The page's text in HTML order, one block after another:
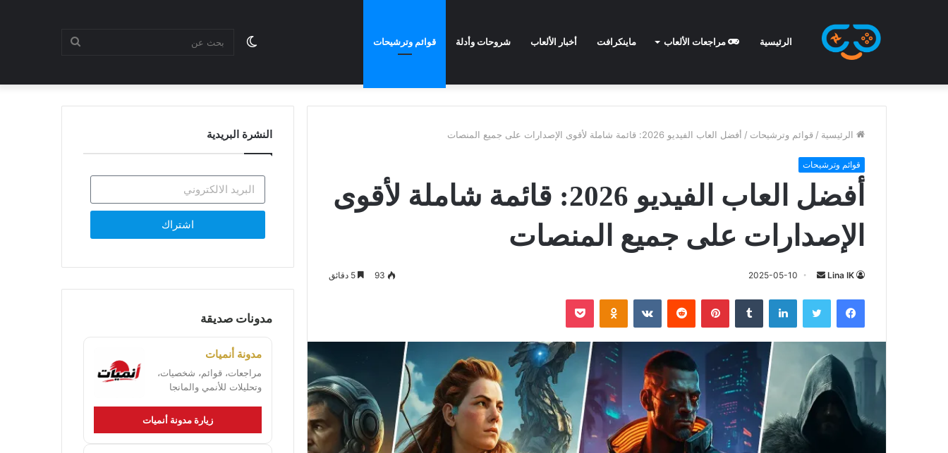
الرئيسية مراجعات الألعاب ماينكرافت أخبار الألعاب شروحات وأدلة قوائم وترشيحات
الرئيسية / قوائم وترشيحات / أفضل العاب الفيديو 2026: قائمة شاملة لأقوى الإصدارات على جميع المنصات
قوائم وترشيحات
أفضل العاب الفيديو 2026: قائمة شاملة لأقوى
الإصدارات على جميع المنصات
Lina IK
2025-05-10
93
النشرة البريدية
اشتراك
مدونات صديقة
مدونة أنميات
مراجعات، قوائم، شخصيات،
وتحليلات للأنمي والمانجا
زيارة مدونة أنميات